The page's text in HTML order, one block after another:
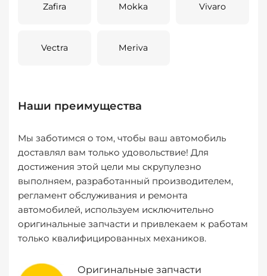
Zafira Mokka Vivaro
Vectra Meriva
Наши преимущества
Мы заботимся о том, чтобы ваш автомобиль
доставлял вам только удовольствие! Для
достижения этой цели мы скрупулезно
выполняем, разработанный производителем,
регламент обслуживания и ремонта
автомобилей, используем исключительно
оригинальные запчасти и привлекаем к работам
только квалифицированных механиков.
Оригинальные запчасти